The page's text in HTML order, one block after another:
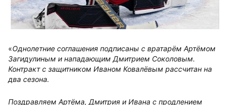
«Однолетние соглашения подписаны с вратарём Артёмом
Загидулиным и нападающим Дмитрием Соколовым.
Контракт с защитником Иваном Ковалёвым рассчитан на
два сезона.
Поздравляем Артёма, Дмитрия и Ивана с продлением